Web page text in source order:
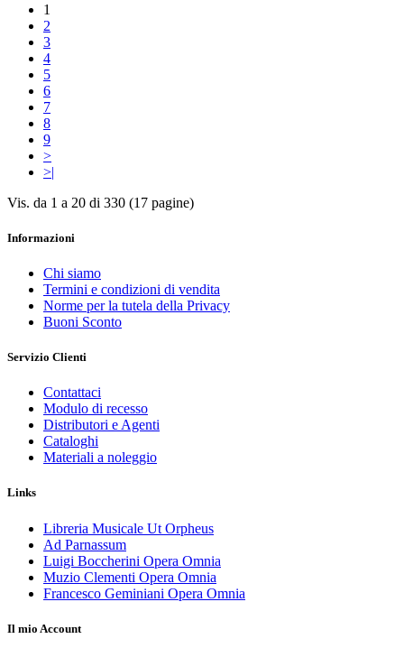
1
2
3
4
5
6
7
8
9
>
>|
Vis. da 1 a 20 di 330 (17 pagine)
Informazioni
Chi siamo
Termini e condizioni di vendita
Norme per la tutela della Privacy
Buoni Sconto
Servizio Clienti
Contattaci
Modulo di recesso
Distributori e Agenti
Cataloghi
Materiali a noleggio
Links
Libreria Musicale Ut Orpheus
Ad Parnassum
Luigi Boccherini Opera Omnia
Muzio Clementi Opera Omnia
Francesco Geminiani Opera Omnia
Il mio Account